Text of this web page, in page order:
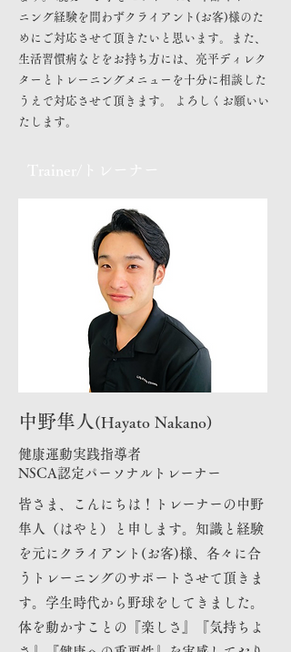
ニング経験を問わずクライアント(お客)様のた
めにご対応させて頂きたいと思います。また、
生活習慣病などをお持ち方には、亮平ディレク
ターとトレーニングメニューを十分に相談した
うえで対応させて頂きます。 よろしくお願いい
たします。
中野隼人 (Hayato Nakano)
健康運動実践指導者
NSCA認定パーソナルトレーナー
皆さま、こんにちは！トレーナーの中野
隼人（はやと）と申します。知識と経験
を元にクライアント(お客)様、各々に合
うトレーニングのサポートさせて頂きま
す。学生時代から野球をしてきました。
体を動かすことの『楽しさ』『気持ちよ